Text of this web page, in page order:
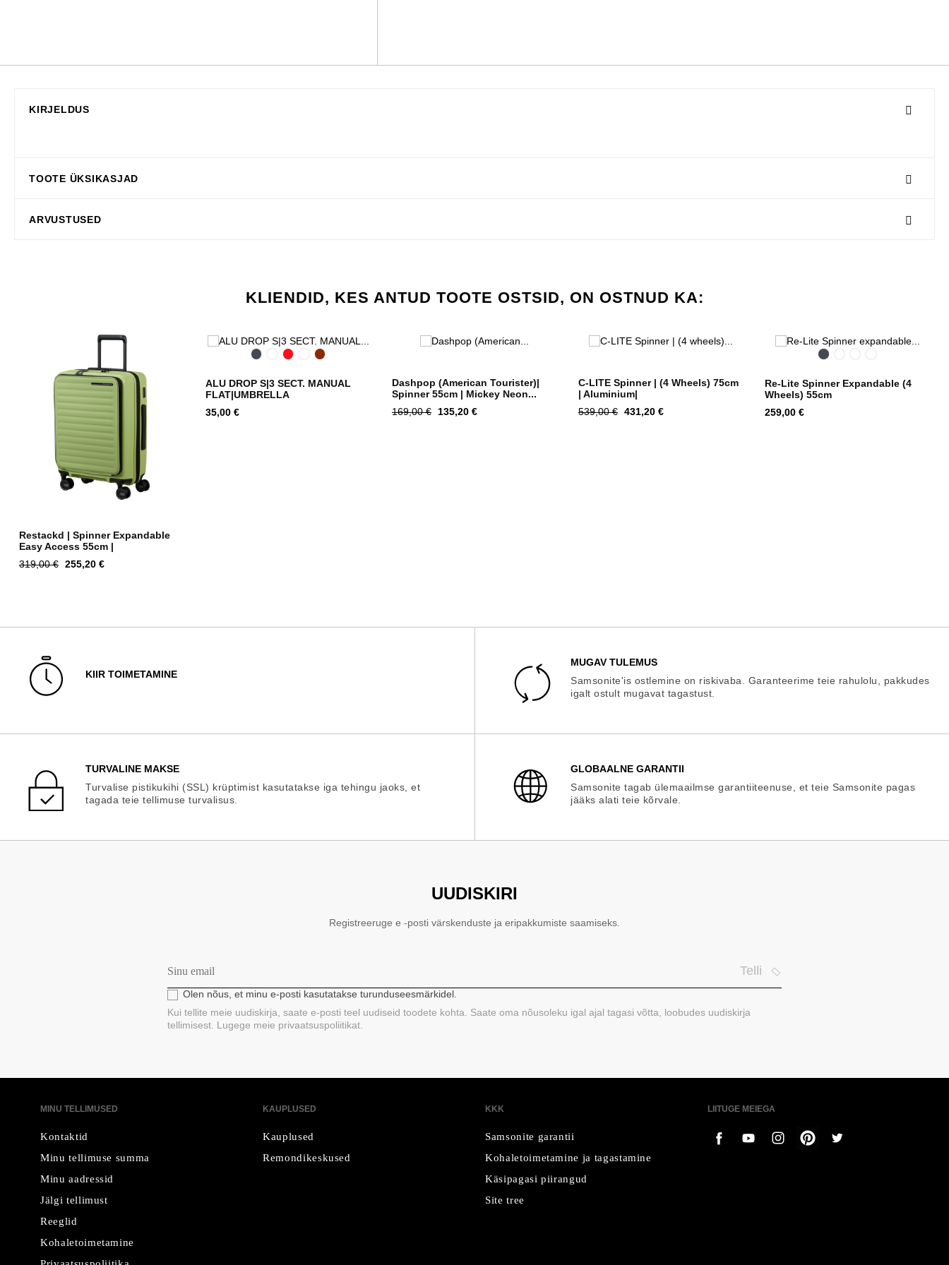
KIRJELDUS
TOOTE ÜKSIKASJAD
ARVUSTUSED
KLIENDID, KES ANTUD TOOTE OSTSID, ON OSTNUD KA:
Restackd | Spinner Expandable
Easy Access 55cm |
Tavahind
319,00 € Hind
255,20 €
Black IndigoTomatoBeigeGarnet
Check
ALU DROP S|3 SECT. MANUAL
FLAT|UMBRELLA
Hind
35,00 €
Dashpop (American Tourister)|
Spinner 55cm | Mickey Neon...
Tavahind
169,00 € Hind
135,20 €
C-LITE Spinner | (4 Wheels) 75cm
| Aluminium|
Tavahind
539,00 € Hind
431,20 €
Black
Re-Lite Spinner Expandable (4
Wheels) 55cm
Hind
259,00 €
KIIR TOIMETAMINE
MUGAV TULEMUS
Samsonite'is ostlemine on riskivaba. Garanteerime teie rahulolu, pakkudes
igalt ostult mugavat tagastust.
TURVALINE MAKSE
Turvalise pistikukihi (SSL) krüptimist kasutatakse iga tehingu jaoks, et
tagada teie tellimuse turvalisus.
GLOBAALNE GARANTII
Samsonite tagab ülemaailmse garantiiteenuse, et teie Samsonite pagas
jääks alati teie kõrvale.
UUDISKIRI
Registreeruge e -posti värskenduste ja eripakkumiste saamiseks.
Telli
Olen nõus, et minu e-posti kasutatakse turunduseesmärkidel.
Kui tellite meie uudiskirja, saate e-posti teel uudiseid toodete kohta. Saate oma nõusoleku igal ajal tagasi võtta, loobudes uudiskirja
tellimisest. Lugege meie privaatsuspoliitikat.
MINU TELLIMUSED
Kontaktid
Minu tellimuse summa
Minu aadressid
Jälgi tellimust
Reeglid
Kohaletoimetamine
KAUPLUSED
Kauplused
Remondikeskused
KKK
Samsonite garantii
Kohaletoimetamine ja tagastamine
Käsipagasi piirangud
Site tree
LIITUGE MEIEGA